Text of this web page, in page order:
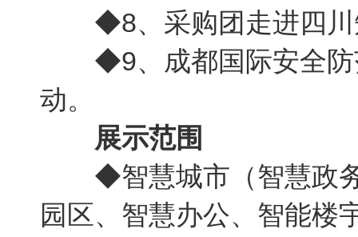
◆8、采购团走进四川
◆9、成都国际安全防
动。
展示范围
◆智慧城市（智慧政务
园区、智慧办公、智能楼